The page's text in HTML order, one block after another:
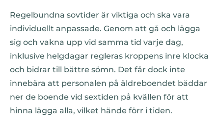
Regelbundna sovtider är viktiga och ska vara
individuellt anpassade. Genom att gå och lägga
sig och vakna upp vid samma tid varje dag,
inklusive helgdagar regleras kroppens inre klocka
och bidrar till bättre sömn. Det får dock inte
innebära att personalen på äldreboendet bäddar
ner de boende vid sextiden på kvällen för att
hinna lägga alla, vilket hände förr i tiden.